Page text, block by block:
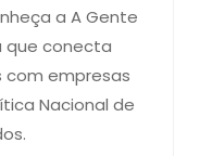
a A Gente
que conecta
empresas
Nacional de